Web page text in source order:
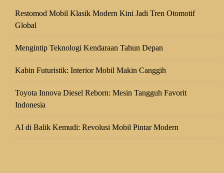
Restomod Mobil Klasik Modern Kini Jadi Tren Otomotif
Global
Mengintip Teknologi Kendaraan Tahun Depan
Kabin Futuristik: Interior Mobil Makin Canggih
Toyota Innova Diesel Reborn: Mesin Tangguh Favorit
Indonesia
AI di Balik Kemudi: Revolusi Mobil Pintar Modern